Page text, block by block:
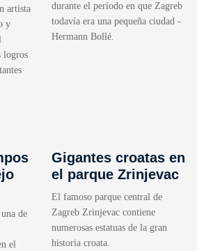
artista
y
logros
durante el período en que Zagreb
todavía era una pequeña ciudad -
Hermann Bollé.
de
el
Gigantes croatas en
el parque Zrinjevac
El famoso parque central de
Zagreb Zrinjevac contiene
numerosas estatuas de la gran
historia croata.